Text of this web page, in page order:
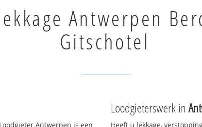
Antwerpen
Gitschotel
Antwerpen is een
Loodgieterswerk in
Heeft u lekkage,